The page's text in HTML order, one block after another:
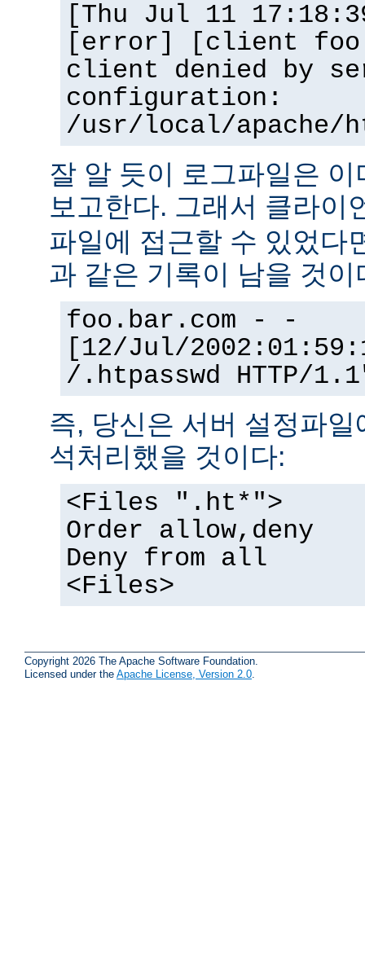
[Thu Jul 11
[error] [client
client denied by
configuration:
/usr/local/apache/
잘 알 듯이 로그파일은
보고한다. 그래서 클라이
파일에 접근할 수 있었다
과 같은 기록이 남을 것이
foo.bar.com - -
[12/Jul/
/.htpasswd HTTP/
즉, 당신은 서버 설정파
석처리했을 것이다:
<Files ".ht*">
Order allow,deny
Deny from all
<Files>
Copyright 2026 The Apache Software Foundation.
Licensed under the Apache License, Version 2.0